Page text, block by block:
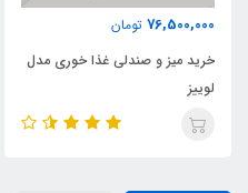
76,500,000 تومان
خرید میز و صندلی غذا خوری مدل
لوییز